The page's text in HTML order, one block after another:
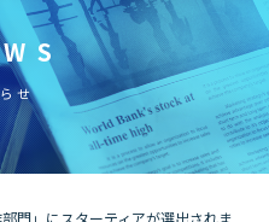
せ
門」にスターティアが選出されま